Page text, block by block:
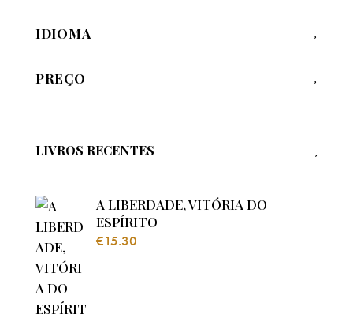
IDIOMA
PREÇO
LIVROS RECENTES
A LIBERDADE, VITÓRIA DO
ESPÍRITO
€15.30